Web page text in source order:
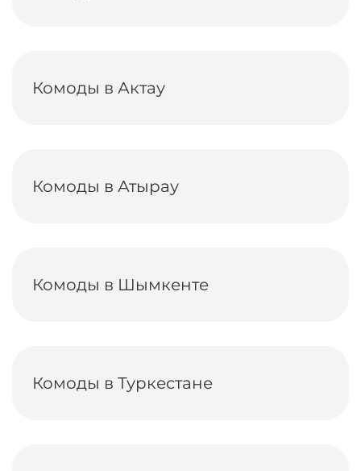
Комоды в Актау
Комоды в Атырау
Комоды в Шымкенте
Комоды в Туркестане